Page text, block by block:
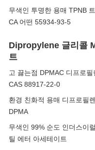
무색인 투명한 용매 TPNB
CA 어떤 55934-93-5
Dipropylene 글리콜
트
고 끓는점 DPMAC 디프로
CAS 88917-22-0
환경 친화적 용매 디프로필
DPMA
무색인 99% 순도 인더스이
틸 에터 아세테이트